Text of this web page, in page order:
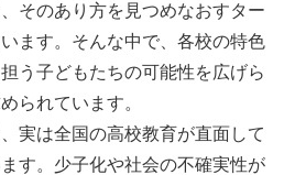
そのあり方を見つめなおすター
ます。そんな中で、各校の特色
う子どもたちの可能性を広げら
られています。
実は全国の高校教育が直面して
す。少子化や社会の不確実性が